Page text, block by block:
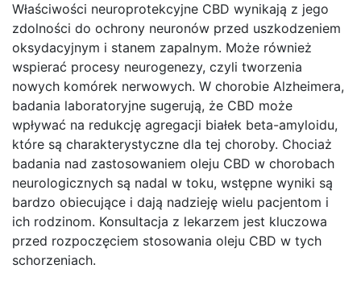
Właściwości neuroprotekcyjne CBD wynikają z jego
zdolności do ochrony neuronów przed uszkodzeniem
oksydacyjnym i stanem zapalnym. Może również
wspierać procesy neurogenezy, czyli tworzenia
nowych komórek nerwowych. W chorobie Alzheimera,
badania laboratoryjne sugerują, że CBD może
wpływać na redukcję agregacji białek beta-amyloidu,
które są charakterystyczne dla tej choroby. Chociaż
badania nad zastosowaniem oleju CBD w chorobach
neurologicznych są nadal w toku, wstępne wyniki są
bardzo obiecujące i dają nadzieję wielu pacjentom i
ich rodzinom. Konsultacja z lekarzem jest kluczowa
przed rozpoczęciem stosowania oleju CBD w tych
schorzeniach.